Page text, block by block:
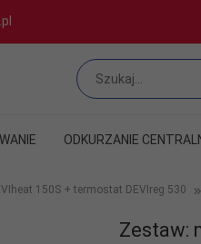
ODKURZANIE
150S + termostat DEVIreg 530
Zestaw: